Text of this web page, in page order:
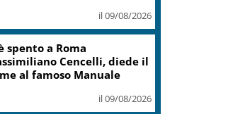
il 09/08/2026
spento a Roma
Cencelli, diede il
al famoso Manuale
il 09/08/2026